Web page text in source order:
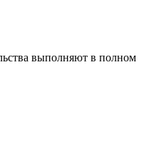
выполняют в полном